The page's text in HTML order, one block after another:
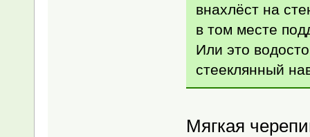
внахлёст на
в том месте
Или это
стееклянный
Мягкая